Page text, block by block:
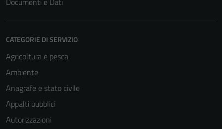
CATEGORIE DI SERVIZIO
Agricoltura e pesca
Ambiente
Anagrafe e stato civile
Appalti pubblici
Autorizzazioni